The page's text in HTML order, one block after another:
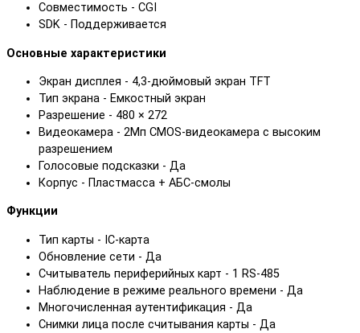
Совместимость - CGI
SDK - Поддерживается
Основные характеристики
Экран дисплея - 4,3-дюймовый экран TFT
Тип экрана - Емкостный экран
Разрешение - 480 × 272
Видеокамера - 2Mп CMOS-видеокамера с высоким
разрешением
Голосовые подсказки - Да
Корпус - Пластмасса + АБС-смолы
Функции
Тип карты - IC-карта
Обновление сети - Да
Считыватель периферийных карт - 1 RS-485
Наблюдение в режиме реального времени - Да
Многочисленная аутентификация - Да
Снимки лица после считывания карты - Да